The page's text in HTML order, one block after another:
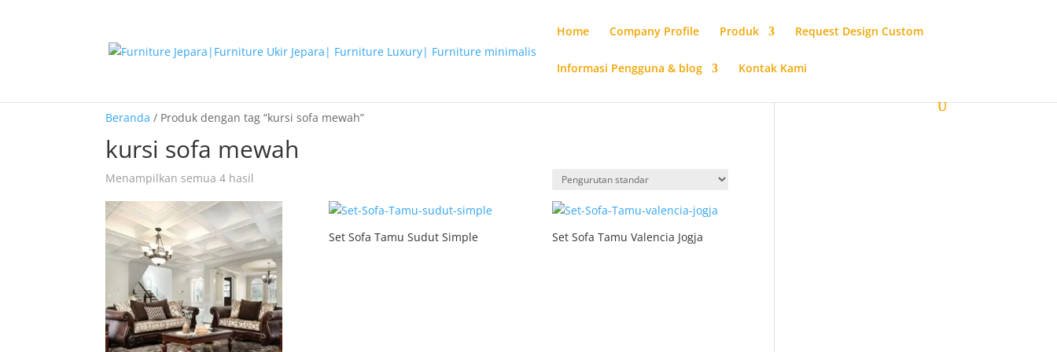
Home Company Profile Produk Request Design Custom
Informasi Pengguna & blog Kontak Kami
Beranda / Produk dengan tag “kursi sofa mewah”
kursi sofa mewah
Menampilkan semua 4 hasil
Set Sofa Tamu Sudut Simple Set Sofa Tamu Valencia Jogja